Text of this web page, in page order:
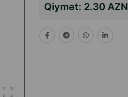
Qiymət: 2.30 AZN